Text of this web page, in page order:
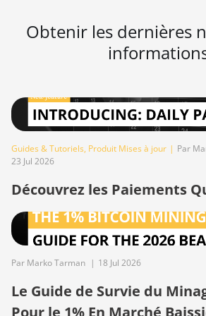
BITMAIN Antminer S19 Hydro
BITMAIN Antminer S19j
(100TH)
BITMAIN Antminer S19j (90Th)
(96Th)
BITMAIN Antminer S19j XP
(151TH)
BITMAIN Antminer S19k Pro
BITMAIN Antminer S23 (580Th)
Obtenir les dernières
Guides & Tutoriels, Produit Mises à jour | Par
23 Jul 2026
Découvrez les Paiements
Par Marko Tarman | 18 Jul 2026
Le Guide de Survie du
Pour le 1% En Marché